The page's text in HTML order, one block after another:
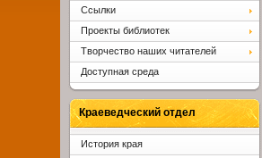
Ссылки
Проекты библиотек
Творчество наших читателей
Доступная среда
Краеведческий отдел
История края